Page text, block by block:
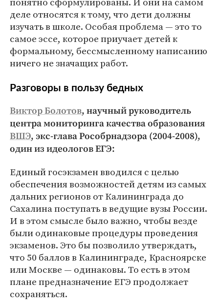
деле относятся к тому, что дети должны
изучать в школе. Особая проблема — это то
самое эссе, которое приучает детей к
формальному, бессмысленному написанию
ничего не значащих работ.
Разговоры в пользу бедных
Виктор Болотов, научный руководитель
центра мониторинга качества образования
ВШЭ, экс-глава Рособрнадзора (2004-2008),
один из идеологов ЕГЭ:
Единый госэкзамен вводился с целью
обеспечения возможностей детям из самых
дальних регионов от Калининграда до
Сахалина поступать в ведущие вузы России.
И в этом смысле было важно, чтобы везде
были одинаковые процедуры проведения
экзаменов. Это бы позволило утверждать,
что 50 баллов в Калининграде, Красноярске
или Москве — одинаковы. То есть в этом
плане предназначение ЕГЭ продолжает
сохраняться.